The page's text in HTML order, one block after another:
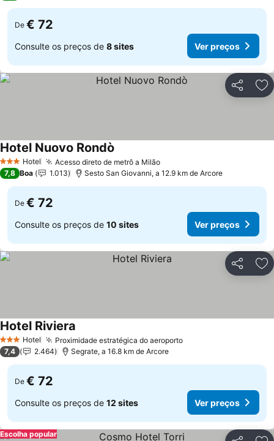
De € 72
Consulte os preços de 8 sites Ver preços
Partilhar
3 EstrelasHotel Acesso direto de metrô a Milão
Hotel Nuovo Rondò
7,8 Boa 1.013 Sesto San Giovanni, a 12.9 km de Arcore
De € 72
Consulte os preços de 10 sites Ver preços
Partilhar
3 EstrelasHotel Proximidade estratégica do aeroporto
Hotel Riviera
7,4 2.464 Segrate, a 16.8 km de Arcore
De € 72
Consulte os preços de 12 sites Ver preços
Escolha popular